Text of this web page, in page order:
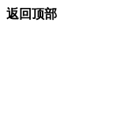
返回顶部